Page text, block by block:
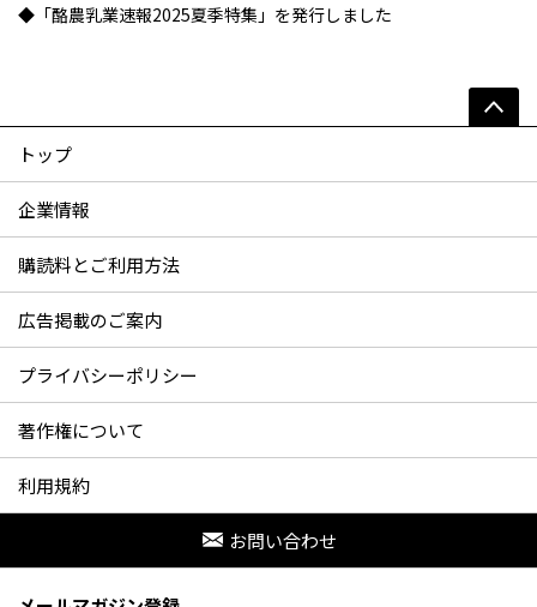
◆「酪農乳業速報2025夏季特集」を発行しました
トップ
企業情報
購読料とご利用方法
広告掲載のご案内
プライバシーポリシー
著作権について
利用規約
お問い合わせ